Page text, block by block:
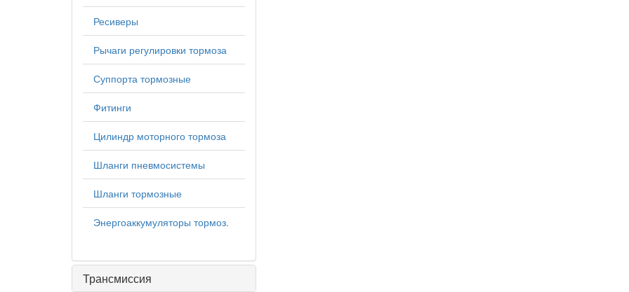
Ресиверы
Рычаги регулировки тормоза
Суппорта тормозные
Фитинги
Цилиндр моторного тормоза
Шланги пневмосистемы
Шланги тормозные
Энергоаккумуляторы тормоз.
Трансмиссия